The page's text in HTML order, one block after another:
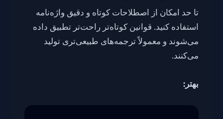
تا حد امکان از اصطلاحات کوتاه و دقیق واژه‌نامه
استفاده کنید. قوانین کوتاه‌تر راحت‌تر تطبیق داده
می‌شوند و معمولاً ترجمه‌های طبیعی‌تری تولید
می‌کنند.
بهتر: